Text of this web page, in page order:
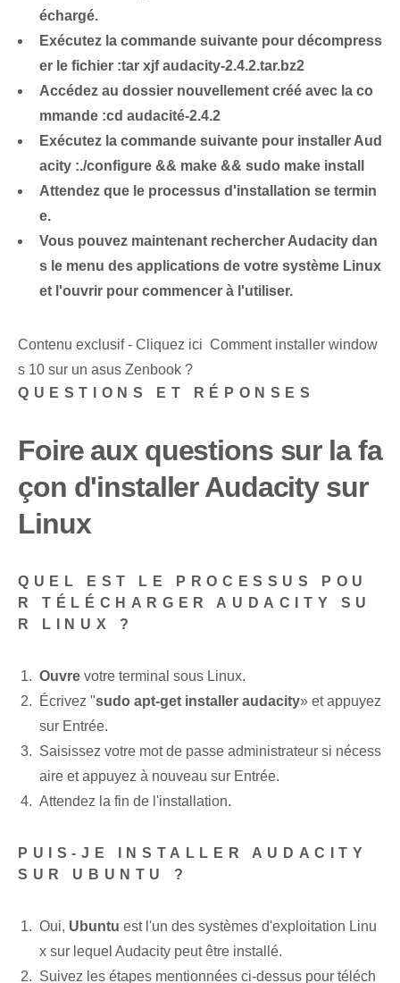
échargé.
Exécutez la commande suivante pour décompress
er le fichier :tar xjf audacity-2.4.2.tar.bz2
Accédez au dossier nouvellement créé avec la co
mmande :cd audacité-2.4.2
Exécutez la commande suivante pour installer Aud
acity :./configure && make && sudo make install
Attendez que le processus d'installation se termin
e.
Vous pouvez maintenant rechercher Audacity dan
s le menu des applications de votre système Linux
et l'ouvrir pour commencer à l'utiliser.
Contenu exclusif - Cliquez ici Comment installer window
s 10 sur un asus Zenbook ?
QUESTIONS ET RÉPONSES
Foire aux questions sur la fa
çon d'installer Audacity sur
Linux
QUEL EST LE PROCESSUS POU
R TÉLÉCHARGER AUDACITY SU
R LINUX ?
Ouvre votre terminal sous Linux.
Écrivez "sudo apt-get installer audacity» et appuyez
sur Entrée.
Saisissez votre mot de passe administrateur si nécess
aire et appuyez à nouveau sur Entrée.
Attendez la fin de l'installation.
PUIS-JE INSTALLER AUDACITY
SUR UBUNTU ?
Oui, Ubuntu est l'un des systèmes d'exploitation Linu
x sur lequel Audacity peut être installé.
Suivez les étapes mentionnées ci-dessus pour téléch